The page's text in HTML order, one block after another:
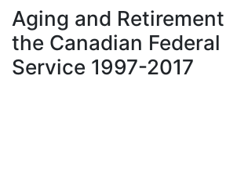
À propos
Aging and
the Canadian
Service 1997-2017